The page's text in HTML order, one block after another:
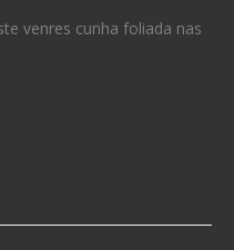
venres cunha foliada nas